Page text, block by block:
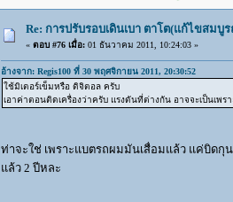
Re: การปรับรอบเดินเบา ตาโต(แก้ไขสม
« ตอบ #76 เมื่อ:01 ธันวาคม 2011, 10:24:03 »
อ้างจาก: Regis100 ที่ 30 พฤศจิกายน 2011, 20:30:52
ใช้มิเตอร์เข็มหรือ ดิจิตอล ครับ
เอาค่าตอนติดเครื่องว่าครับ แรงดันที่ต่างกัน อาจจะเป็นเพ
ท่าจะใช่ เพราะแบตรถผมมันเสื่อมแล้ว แค่บิด
แล้ว 2 ปีหละ